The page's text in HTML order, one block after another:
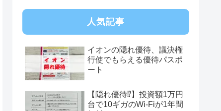
人気記事
イオンの隠れ優待、議決権
行使でもらえる優待パスポ
ート
【隠れ優待⁉︎】投資額1万円
台で10ギガのWi-Fiが1年間